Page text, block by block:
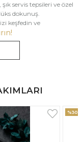
servis tepsileri ve özel
dokunuş.
keşfedin ve
%33